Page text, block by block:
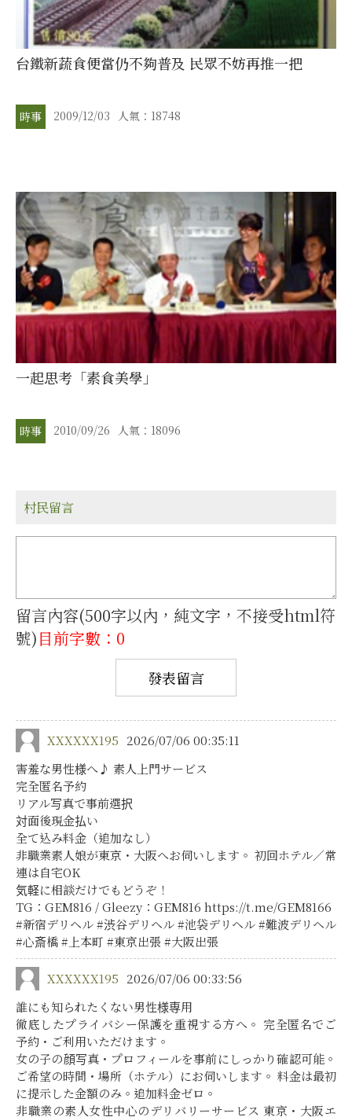
台鐵新蔬食便當仍不夠普及 民眾不妨再推一把
時事 2009/12/03 人氣：18748
一起思考「素食美學」
時事 2010/09/26 人氣：18096
村民留言
留言內容(500字以內，純文字，不接受html符
號)目前字數：0
XXXXXX195 2026/07/06 00:35:11
害羞な男性様へ♪ 素人上門サービス
完全匿名予約
リアル写真で事前選択
対面後現金払い
全て込み料金（追加なし）
非職業素人娘が東京・大阪へお伺いします。 初回ホテル／常
連は自宅OK
気軽に相談だけでもどうぞ！
TG：GEM816 / Gleezy：GEM816 https://t.me/GEM8166
#新宿デリヘル #渋谷デリヘル #池袋デリヘル #難波デリヘル
#心斎橋 #上本町 #東京出張 #大阪出張
XXXXXX195 2026/07/06 00:33:56
誰にも知られたくない男性様専用
徹底したプライバシー保護を重視する方へ。 完全匿名でご
予約・ご利用いただけます。
女の子の顔写真・プロフィールを事前にしっかり確認可能。
ご希望の時間・場所（ホテル）にお伺いします。 料金は最初
に提示した金額のみ。追加料金ゼロ。
非職業の素人女性中心のデリバリーサービス 東京・大阪エ